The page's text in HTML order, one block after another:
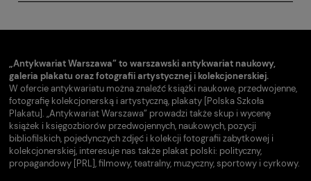
„Antykwariat Warszawa” to warszawski antykwariat naukowy,
galeria plakatu oraz fotografii artystycznej i kolekcjonerskiej.
W ofercie antykwariatu można znaleźć książki naukowe, przedwojenne,
fotografię kolekcjonerską i artystyczną, plakaty [Polska Szkoła
Plakatu]. „Antykwariat Warszawa” prowadzi także skup i wycenę
książek i księgozbiorów przedwojennych, naukowych, pozycji
bibliofilskich, pojedynczych zdjęć i kolekcji fotografii zabytkowej i
kolekcjonerskiej, interesuje nas także plakat polski: polityczny,
propagandowy [PRL], filmowy, teatralny, muzyczny, sportowy i cyrkowy.